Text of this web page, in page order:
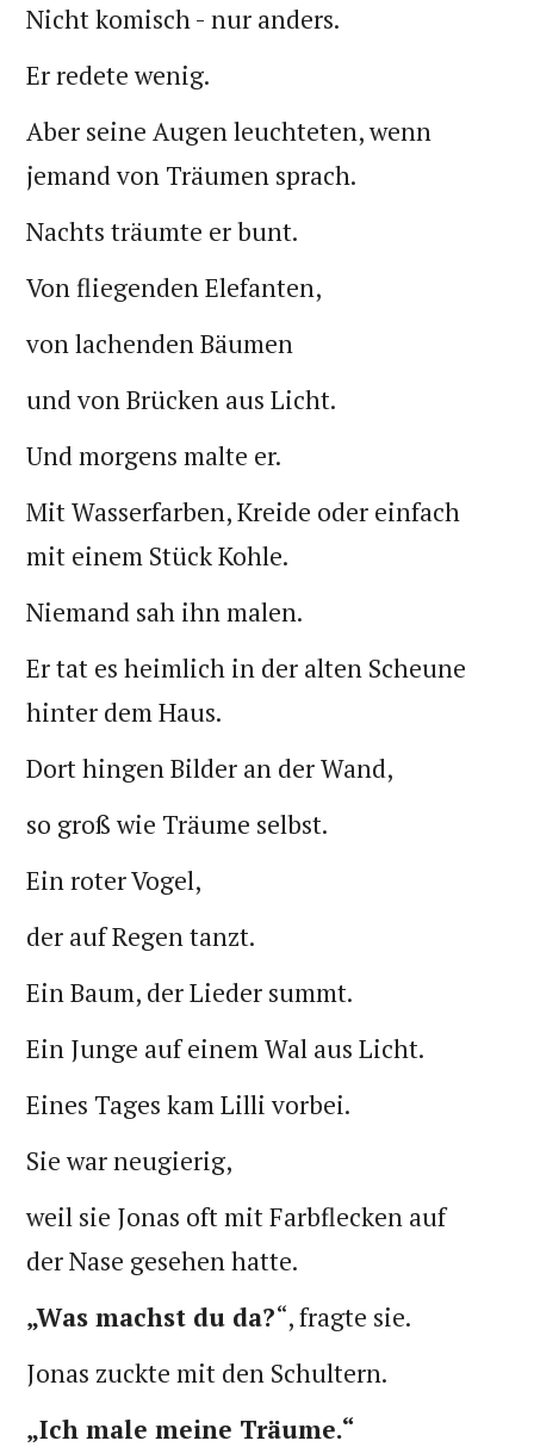
Nicht komisch - nur anders.
Er redete wenig.
Aber seine Augen leuchteten, wenn
jemand von Träumen sprach.
Nachts träumte er bunt.
Von fliegenden Elefanten,
von lachenden Bäumen
und von Brücken aus Licht.
Und morgens malte er.
Mit Wasserfarben, Kreide oder einfach
mit einem Stück Kohle.
Niemand sah ihn malen.
Er tat es heimlich in der alten Scheune
hinter dem Haus.
Dort hingen Bilder an der Wand,
so groß wie Träume selbst.
Ein roter Vogel,
der auf Regen tanzt.
Ein Baum, der Lieder summt.
Ein Junge auf einem Wal aus Licht.
Eines Tages kam Lilli vorbei.
Sie war neugierig,
weil sie Jonas oft mit Farbflecken auf
der Nase gesehen hatte.
„Was machst du da?“, fragte sie.
Jonas zuckte mit den Schultern.
„Ich male meine Träume.“